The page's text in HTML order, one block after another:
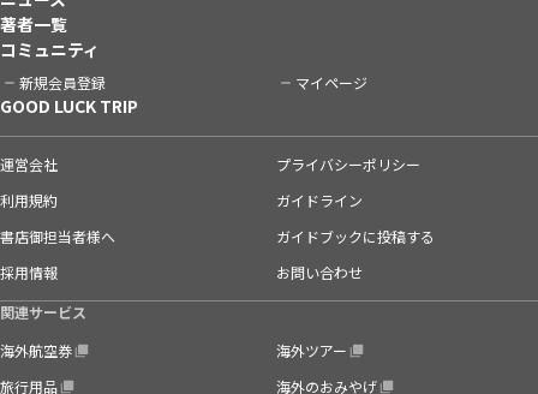
著者一覧
コミュニティ
新規会員登録 マイページ
GOOD LUCK TRIP
運営会社
プライバシーポリシー
利用規約
ガイドライン
書店御担当者様へ
ガイドブックに投稿する
採用情報
お問い合わせ
関連サービス
海外航空券
海外ツアー
旅行用品
海外のおみやげ